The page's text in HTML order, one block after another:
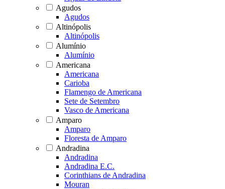
Agudos
Agudos
Altinópolis
Altinópolis
Alumínio
Alumínio
Americana
Americana
Carioba
Flamengo de Americana
Sete de Setembro
Vasco de Americana
Amparo
Amparo
Floresta de Amparo
Andradina
Andradina
Andradina E.C.
Corinthians de Andradina
Mouran